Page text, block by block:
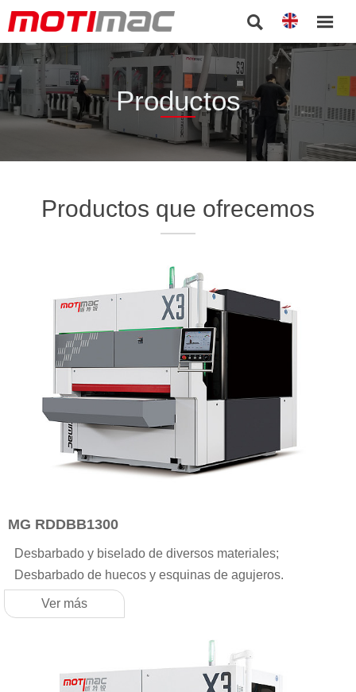
 
Productos
Productos que ofrecemos
MG RDDBB1300
Desbarbado y biselado de diversos materiales;
Desbarbado de huecos y esquinas de agujeros.
Ver más